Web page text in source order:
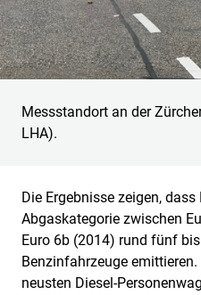
Messstandort an der
LHA).
Die Ergebnisse zeigen,
Abgaskategorie zwischen
Euro 6b (2014) rund fünf
Benzinfahrzeuge
neusten Diesel-